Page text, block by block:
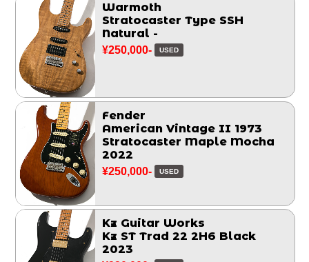
Warmoth
Stratocaster Type SSH
Natural -
¥250,000- USED
Fender
American Vintage II 1973
Stratocaster Maple Mocha
2022
¥250,000- USED
Kz Guitar Works
Kz ST Trad 22 2H6 Black
2023